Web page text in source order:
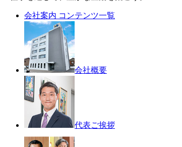
会社案内 コンテンツ一覧
会社概要
代表ご挨拶